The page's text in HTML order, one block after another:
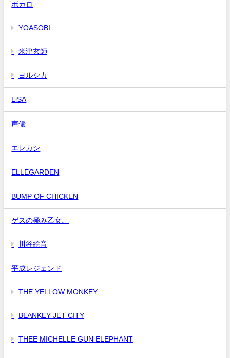
ボカロ
YOASOBI
米津玄師
ヨルシカ
LiSA
声優
エレカシ
ELLEGARDEN
BUMP OF CHICKEN
ゲスの極み乙女。
川谷絵音
平成レジェンド
THE YELLOW MONKEY
BLANKEY JET CITY
THEE MICHELLE GUN ELEPHANT